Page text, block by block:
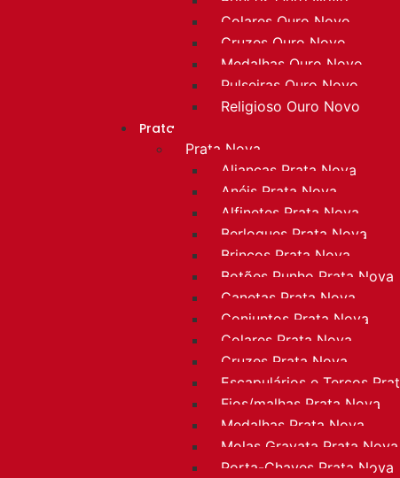
Colares Ouro Novo
Cruzes Ouro Novo
Medalhas Ouro Novo
Pulseiras Ouro Novo
Religioso Ouro Novo
Prata
Prata Nova
Alianças Prata Nova
Anéis Prata Nova
Alfinetes Prata Nova
Berloques Prata Nova
Brincos Prata Nova
Botões Punho Prata Nova
Canetas Prata Nova
Conjuntos Prata Nova
Colares Prata Nova
Cruzes Prata Nova
Escapulários e Terços
Fios/malhas Prata Nova
Medalhas Prata Nova
Molas Gravata Prata Nova
Porta-Chaves Prata Nova